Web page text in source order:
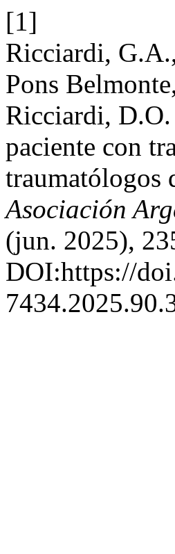
[1]
Ricciardi,
Pons
Ricciardi,
paciente con
traumatólogos
Asociación
(jun. 2025),
DOI:https://